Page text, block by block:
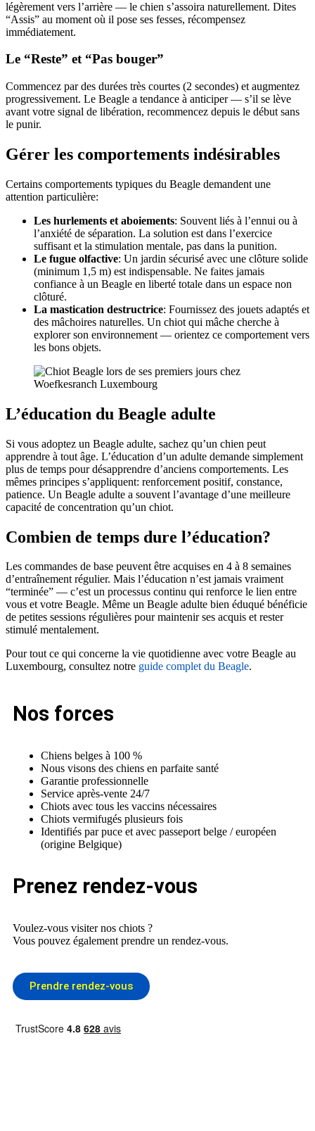
légèrement vers l’arrière — le chien s’assoira naturellement. Dites
“Assis” au moment où il pose ses fesses, récompensez
immédiatement.
Le “Reste” et “Pas bouger”
Commencez par des durées très courtes (2 secondes) et augmentez
progressivement. Le Beagle a tendance à anticiper — s’il se lève
avant votre signal de libération, recommencez depuis le début sans
le punir.
Gérer les comportements indésirables
Certains comportements typiques du Beagle demandent une
attention particulière:
Les hurlements et aboiements: Souvent liés à l’ennui ou à
l’anxiété de séparation. La solution est dans l’exercice
suffisant et la stimulation mentale, pas dans la punition.
Le fugue olfactive: Un jardin sécurisé avec une clôture solide
(minimum 1,5 m) est indispensable. Ne faites jamais
confiance à un Beagle en liberté totale dans un espace non
clôturé.
La mastication destructrice: Fournissez des jouets adaptés et
des mâchoires naturelles. Un chiot qui mâche cherche à
explorer son environnement — orientez ce comportement vers
les bons objets.
L’éducation du Beagle adulte
Si vous adoptez un Beagle adulte, sachez qu’un chien peut
apprendre à tout âge. L’éducation d’un adulte demande simplement
plus de temps pour désapprendre d’anciens comportements. Les
mêmes principes s’appliquent: renforcement positif, constance,
patience. Un Beagle adulte a souvent l’avantage d’une meilleure
capacité de concentration qu’un chiot.
Combien de temps dure l’éducation?
Les commandes de base peuvent être acquises en 4 à 8 semaines
d’entraînement régulier. Mais l’éducation n’est jamais vraiment
“terminée” — c’est un processus continu qui renforce le lien entre
vous et votre Beagle. Même un Beagle adulte bien éduqué bénéficie
de petites sessions régulières pour maintenir ses acquis et rester
stimulé mentalement.
Pour tout ce qui concerne la vie quotidienne avec votre Beagle au
Luxembourg, consultez notre guide complet du Beagle.
Nos forces
Chiens belges à 100 %
Nous visons des chiens en parfaite santé
Garantie professionnelle
Service après-vente 24/7
Chiots avec tous les vaccins nécessaires
Chiots vermifugés plusieurs fois
Identifiés par puce et avec passeport belge / européen
(origine Belgique)
Prenez rendez-vous
Voulez-vous visiter nos chiots ?
Vous pouvez également prendre un rendez-vous.
Prendre rendez-vous